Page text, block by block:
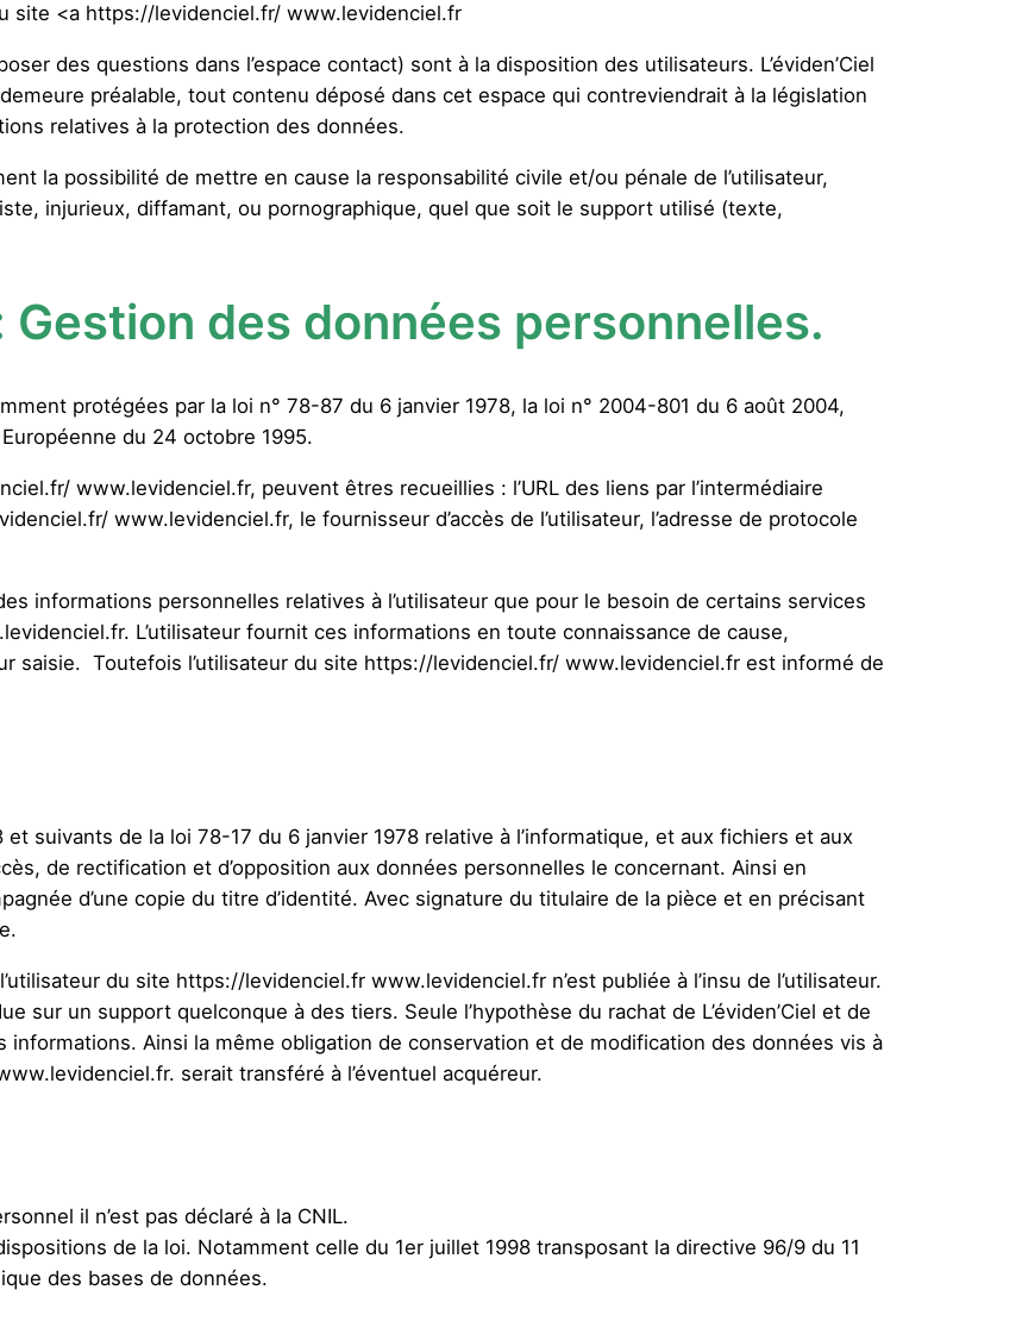
site <a https://levidenciel.fr/ www.levidenciel.fr
des questions dans l’espace contact) sont à la disposition des utilisateurs. L’éviden’Ciel
préalable, tout contenu déposé dans cet espace qui contreviendrait à la législation
relatives à la protection des données.
la possibilité de mettre en cause la responsabilité civile et/ou pénale de l’utilisateur,
injurieux, diffamant, ou pornographique, quel que soit le support utilisé (texte,
Gestion des données personnelles.
protégées par la loi n° 78-87 du 6 janvier 1978, la loi n° 2004-801 du 6 août 2004,
du 24 octobre 1995.
www.levidenciel.fr, peuvent êtres recueillies : l’URL des liens par l’intermédiaire
www.levidenciel.fr, le fournisseur d’accès de l’utilisateur, l’adresse de protocole
informations personnelles relatives à l’utilisateur que pour le besoin de certains services
L’utilisateur fournit ces informations en toute connaissance de cause,
saisie. Toutefois l’utilisateur du site https://levidenciel.fr/ www.levidenciel.fr est informé de
suivants de la loi 78-17 du 6 janvier 1978 relative à l’informatique, et aux fichiers et aux
de rectification et d’opposition aux données personnelles le concernant. Ainsi en
d’une copie du titre d’identité. Avec signature du titulaire de la pièce et en précisant
du site https://levidenciel.fr www.levidenciel.fr n’est publiée à l’insu de l’utilisateur.
sur un support quelconque à des tiers. Seule l’hypothèse du rachat de L’éviden’Ciel et de
Ainsi la même obligation de conservation et de modification des données vis à
serait transféré à l’éventuel acquéreur.
il n’est pas déclaré à la CNIL.
de la loi. Notamment celle du 1er juillet 1998 transposant la directive 96/9 du 11
des bases de données.